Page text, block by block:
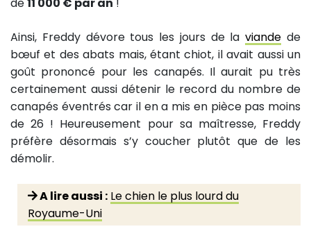
de11 000 € par an !
Ainsi, Freddy dévore tous les jours de laviande de
bœuf et des abats mais, étant chiot, il avait aussi un
goût prononcé pour les canapés. Il aurait pu très
certainement aussi détenir le record du nombre de
canapés éventrés car il en a mis en pièce pas moins
de 26 ! Heureusement pour sa maîtresse, Freddy
préfère désormais s’y coucher plutôt que de les
démolir.
A lire aussi : Le chien le plus lourd du
Royaume-Uni